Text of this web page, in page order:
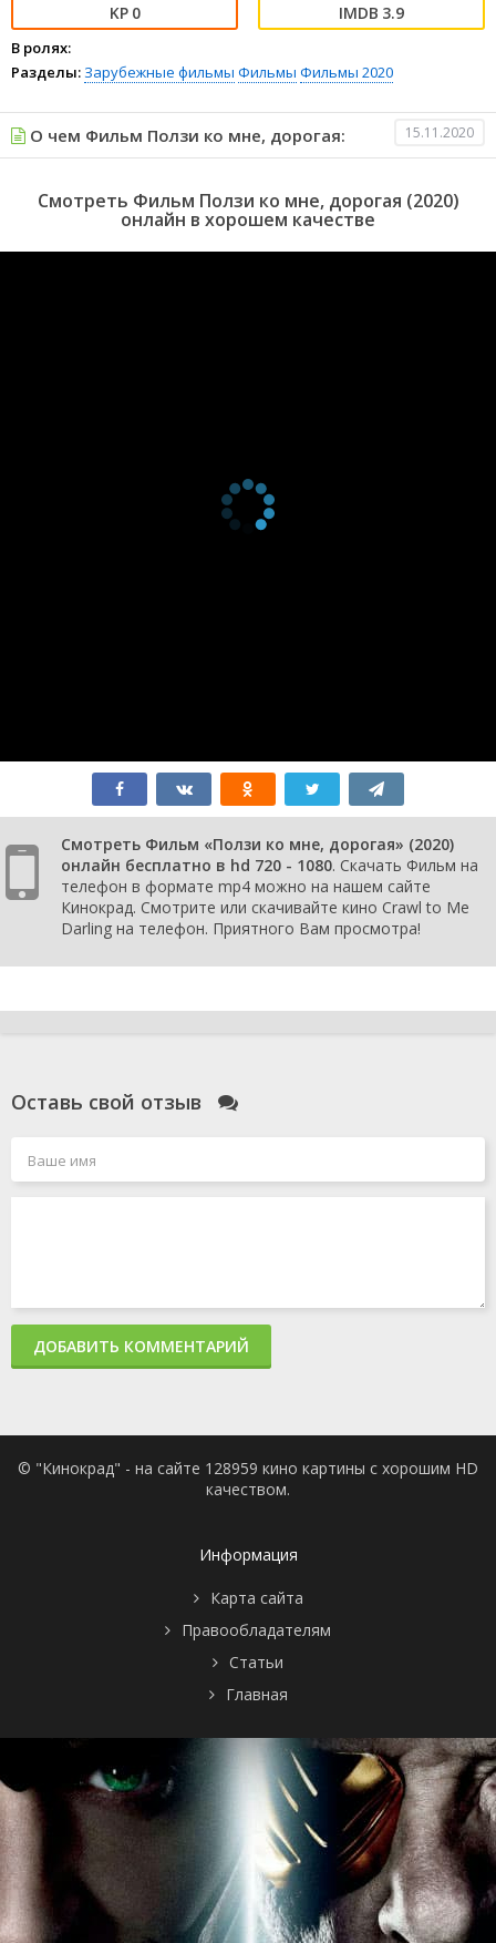
0 3.9
В ролях:
Разделы: Зарубежные фильмы Фильмы Фильмы 2020
О чем Фильм Ползи ко мне, дорогая: 15.11.2020
Смотреть Фильм Ползи ко мне, дорогая (2020)
онлайн в хорошем качестве
Смотреть Фильм «Ползи ко мне, дорогая» (2020)
онлайн бесплатно в hd 720 - 1080. Скачать Фильм на
телефон в формате mp4 можно на нашем сайте
Кинокрад. Смотрите или скачивайте кино Crawl to Me
Darling на телефон. Приятного Вам просмотра!
Оставь свой отзыв
ДОБАВИТЬ КОММЕНТАРИЙ
© "Кинокрад" - на сайте 128959 кино картины с хорошим HD
качеством.
Информация
Карта сайта
Правообладателям
Статьи
Главная